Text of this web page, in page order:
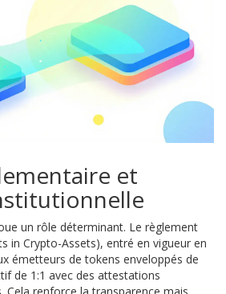
et
un rôle déterminant. Le règlement
in Crypto-Assets), entré en vigueur en
émetteurs de tokens enveloppés de
de 1:1 avec des attestations